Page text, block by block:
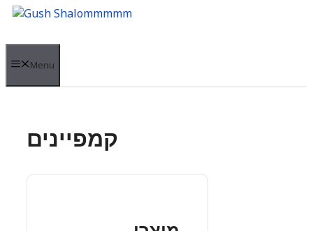
Skip
content
Menu
קמפיינים